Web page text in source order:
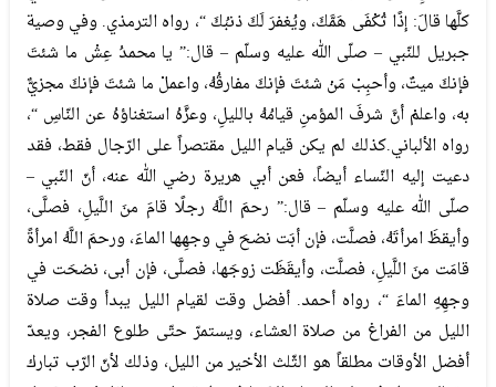
كلَّها قالَ: إذًا تُكْفَى هَمَّكَ، ويُغفرَ لَكَ ذنبُكَ “، رواه الترمذي. وفي وصية
جبريل للنّبي – صلّى الله عليه وسلّم – قال:” يا محمدُ عِشْ ما شئتَ
فإنكَ ميتٌ، وأحبِبْ مَنْ شئتَ فإنكَ مفارقُهُ، واعملْ ما شئتَ فإنكَ مجزيٌّ
به، واعلمْ أنَّ شرفَ المؤمنِ قيامُهُ بالليلِ، وعزَّهُ استغناؤهُ عن النّاسِ “،
رواه الألباني.كذلك لم يكن قيام الليل مقتصراً على الرّجال فقط، فقد
دعيت إليه النّساء أيضاً، فعن أبي هريرة رضي الله عنه، أنّ النّبي –
صلّى الله عليه وسلّم – قال:” رحمَ اللَّهُ رجلًا قامَ منَ اللَّيلِ، فصلَّى،
وأيقظَ امرأتَهُ، فصلَّت، فإن أبَت نضحَ في وجهِها الماءَ، ورحمَ اللَّهُ امرأةً
قامَت منَ اللَّيلِ، فصلَّت، وأيقَظَت زوجَها، فصلَّى، فإن أبى، نضحَت في
وجهِهِ الماءَ “، رواه أحمد. أفضل وقت لقيام الليل يبدأ وقت صلاة
الليل من الفراغ من صلاة العشاء، ويستمرّ حتّى طلوع الفجر، ويعدّ
أفضل الأوقات مطلقاً هو الثّلث الأخير من الليل، وذلك لأنّ الرّب تبارك